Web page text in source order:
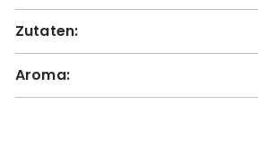
Zutaten:
Aroma: